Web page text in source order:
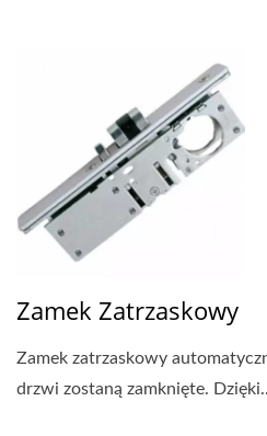
Zamek Zatrzaskowy
Zamek zatrzaskowy
drzwi zostaną zamknięte.